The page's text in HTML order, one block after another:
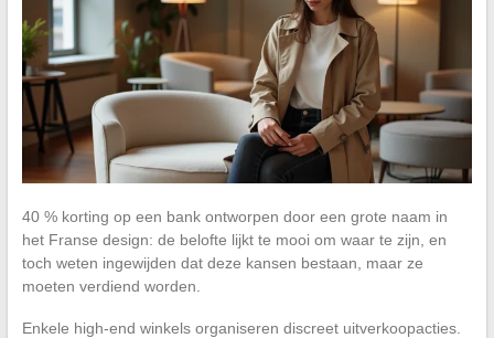
40 % korting op een bank ontworpen door een grote naam in
het Franse design: de belofte lijkt te mooi om waar te zijn, en
toch weten ingewijden dat deze kansen bestaan, maar ze
moeten verdiend worden.
Enkele high-end winkels organiseren discreet uitverkoopacties.